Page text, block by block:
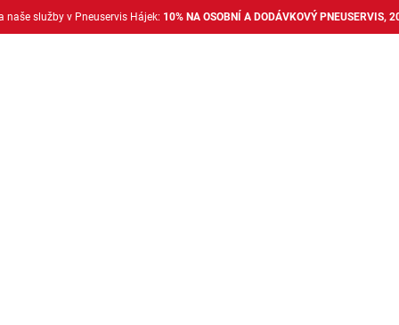
naše služby v Pneuservis Hájek: 10% NA OSOBNÍ A DODÁVKOVÝ PNEUSERVIS,